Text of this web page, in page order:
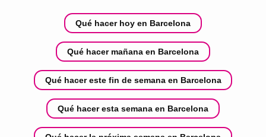
Qué hacer hoy en Barcelona
Qué hacer mañana en Barcelona
Qué hacer este fin de semana en Barcelona
Qué hacer esta semana en Barcelona